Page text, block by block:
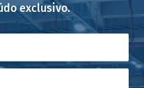
exclusivo.